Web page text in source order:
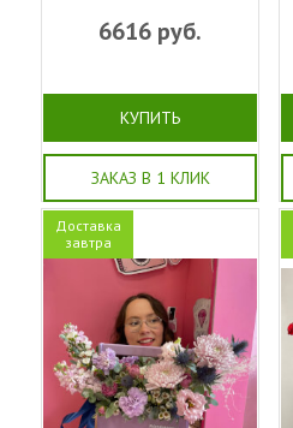
6616 руб.
КУПИТЬ
ЗАКАЗ В 1 КЛИК
Доставка
завтра